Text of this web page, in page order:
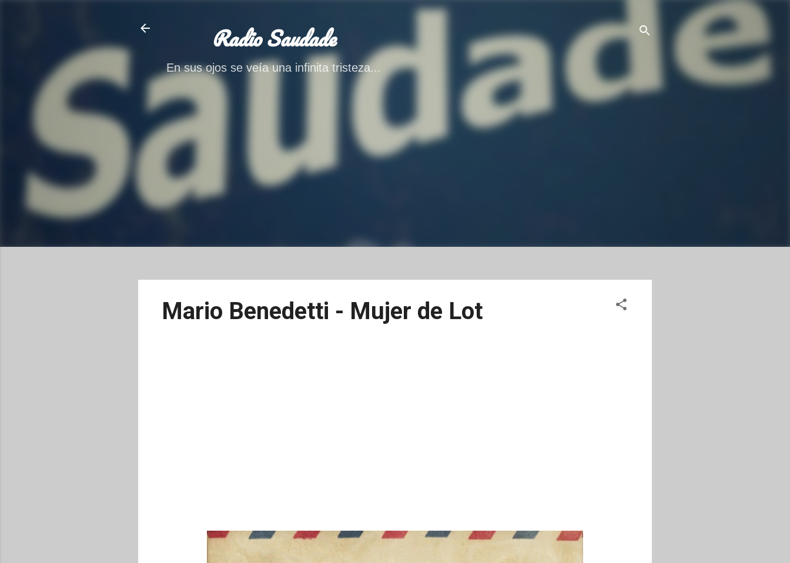
Ir al contenido principal
Radio Saudade
En sus ojos se veía una infinita tristeza...
Mario Benedetti - Mujer de Lot